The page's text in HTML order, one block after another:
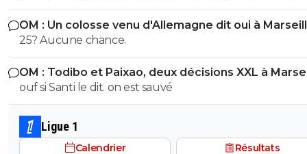
choquer personne ? On galere a mettre 10M de plus sur
Godts tout le monde m'explique "gneuh gneuh c'est
normal on veut pas surpayer" alors qu'on joue les
10M pres. Mais un mec remplacant au Barca dans la derniere
année de son contrat et qui a flop a city, mettre 50M
eux ils otn eu Adeymi pour 29M on va vouloir me faire
la pillule que c'est bien ? et allez vous faire foutre C'est
Kroupi Jr qu'il fallait putain !
OM : Un colosse venu d'Allemagne dit oui à
25? Aucune chance.
OM : Todibo et Paixao, deux décisions XXL à
ouf si Santi le dit. on est sauvé
Ligue 1
Calendrier Résultats